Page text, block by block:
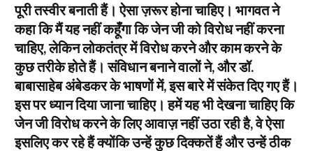
पूरी तस्वीर बनाती हैं। ऐसा ज़रूर होना चाहिए। भागवत ने
कहा कि मैं यह नहीं कहूँगा कि जेन जी को विरोध नहीं करना
चाहिए, लेकिन लोकतंत्र में विरोध करने और काम करने के
कुछ तरीके होते हैं। संविधान बनाने वालों ने, और डॉ.
बाबासाहेब अंबेडकर के भाषणों में, इस बारे में संकेत दिए गए हैं।
इस पर ध्यान दिया जाना चाहिए। हमें यह भी देखना चाहिए कि
जेन जी विरोध करने के लिए आवाज़ नहीं उठा रही है, वे ऐसा
इसलिए कर रहे हैं क्योंकि उन्हें कुछ दिक्कतें हैं और उन्हें ठीक